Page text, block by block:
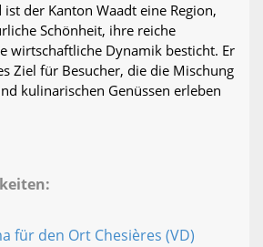
der Kanton Waadt eine Region,
Schönheit, ihre reiche
wirtschaftliche Dynamik besticht. Er
Ziel für Besucher, die die Mischung
kulinarischen Genüssen erleben
für den Ort Chesières (VD)